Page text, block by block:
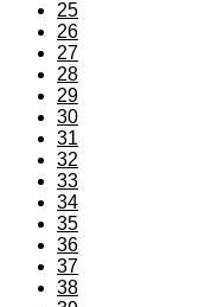
25
26
27
28
29
30
31
32
33
34
35
36
37
38